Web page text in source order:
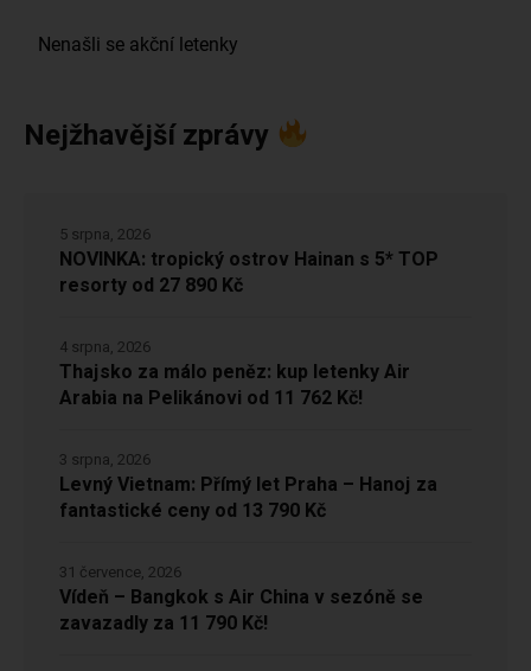
Nejžhavější zprávy
NOVINKA: tropický ostrov Hainan s 5* TOP
resorty od 27 890 Kč
5 srpna, 2026
Thajsko za málo peněz: kup letenky Air
Arabia na Pelikánovi od 11 762 Kč!
4 srpna, 2026
Levný Vietnam: Přímý let Praha – Hanoj za
fantastické ceny od 13 790 Kč
3 srpna, 2026
Vídeň – Bangkok s Air China v sezóně se
zavazadly za 11 790 Kč!
31 července, 2026